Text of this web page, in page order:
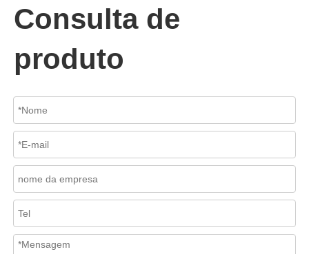
Em sistemas de tubulações industriais, evitar o fluxo reverso é
Consulta de
produto